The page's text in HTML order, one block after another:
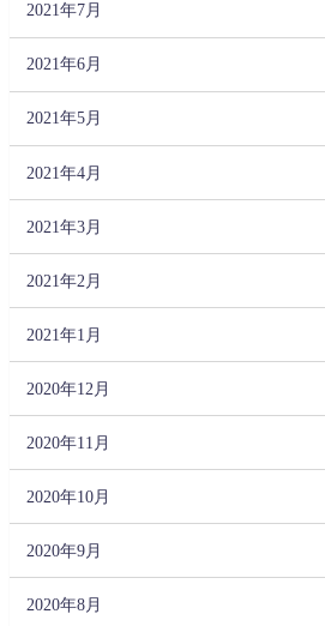
2021年7月
2021年6月
2021年5月
2021年4月
2021年3月
2021年2月
2021年1月
2020年12月
2020年11月
2020年10月
2020年9月
2020年8月